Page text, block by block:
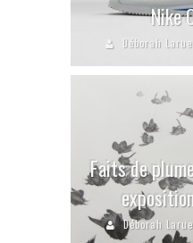
Nike
Déborah Larue
Faits de
Déborah Larue